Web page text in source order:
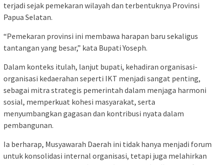
terjadi sejak pemekaran wilayah dan terbentuknya Provinsi
Papua Selatan.
“Pemekaran provinsi ini membawa harapan baru sekaligus
tantangan yang besar,” kata Bupati Yoseph.
Dalam konteks itulah, lanjut bupati, kehadiran organisasi-
organisasi kedaerahan seperti IKT menjadi sangat penting,
sebagai mitra strategis pemerintah dalam menjaga harmoni
sosial, memperkuat kohesi masyarakat, serta
menyumbangkan gagasan dan kontribusi nyata dalam
pembangunan.
Ia berharap, Musyawarah Daerah ini tidak hanya menjadi forum
untuk konsolidasi internal organisasi, tetapi juga melahirkan